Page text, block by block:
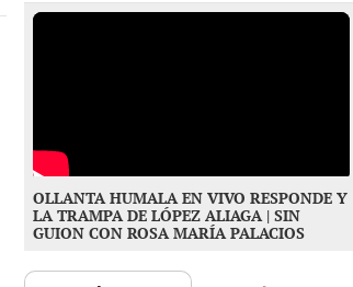
OLLANTA HUMALA EN VIVO RESPONDE Y
LA TRAMPA DE LÓPEZ ALIAGA | SIN
GUION CON ROSA MARÍA PALACIOS
LO MÁS VISTO